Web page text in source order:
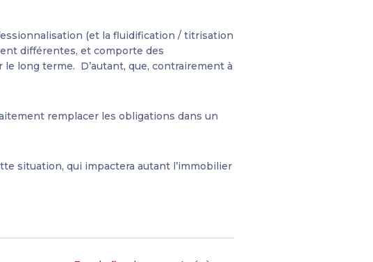
(et la fluidification / titrisation
différentes, et comporte des
long terme. D’autant, que, contrairement à
remplacer les obligations dans un
situation, qui impactera autant l’immobilier